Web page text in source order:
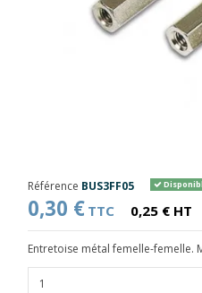
Référence BUS3FF05
0,30 € TTC 0,25 € HT
Entretoise métal femelle-femelle.